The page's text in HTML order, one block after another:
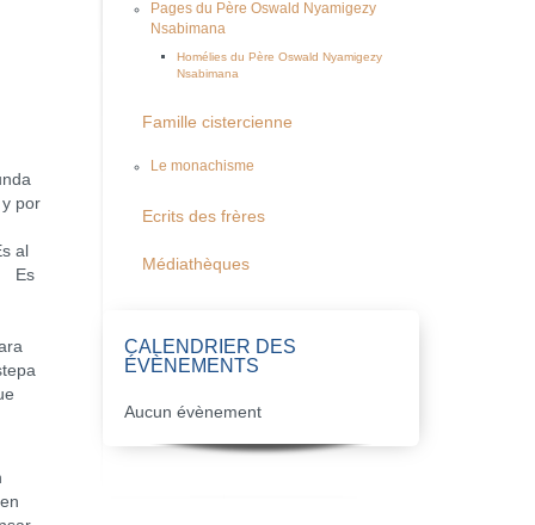
por
al
Es
Pages du Père Oswald Nyamigezy
Nsabimana
Homélies du Père Oswald Nyamigezy
Nsabimana
Famille cistercienne
Le monachisme
Ecrits des frères
Médiathèques
CALENDRIER DES
ÉVÈNEMENTS
Aucun évènement